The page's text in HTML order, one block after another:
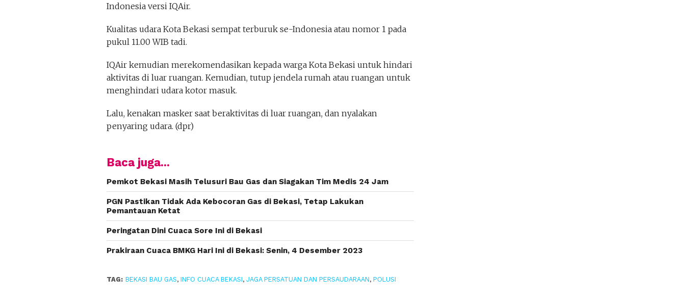
Indonesia versi IQAir.
Kualitas udara Kota Bekasi sempat terburuk se-Indonesia atau nomor 1 pada
pukul 11.00 WIB tadi.
IQAir kemudian merekomendasikan kepada warga Kota Bekasi untuk hindari
aktivitas di luar ruangan. Kemudian, tutup jendela rumah atau ruangan untuk
menghindari udara kotor masuk.
Lalu, kenakan masker saat beraktivitas di luar ruangan, dan nyalakan
penyaring udara. (dpr)
Baca juga...
Pemkot Bekasi Masih Telusuri Bau Gas dan Siagakan Tim Medis 24 Jam
PGN Pastikan Tidak Ada Kebocoran Gas di Bekasi, Tetap Lakukan
Pemantauan Ketat
Peringatan Dini Cuaca Sore Ini di Bekasi
Prakiraan Cuaca BMKG Hari Ini di Bekasi: Senin, 4 Desember 2023
TAG: BEKASI BAU GAS, INFO CUACA BEKASI, JAGA PERSATUAN DAN PERSAUDARAAN, POLUSI